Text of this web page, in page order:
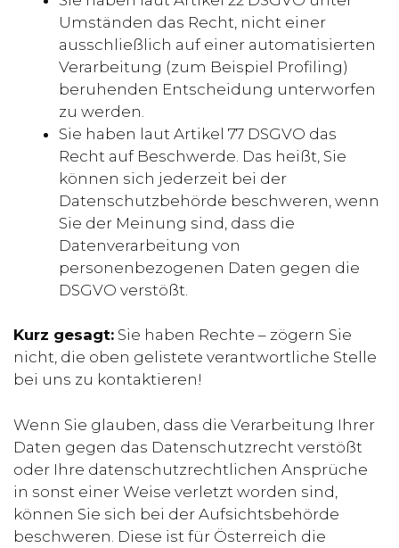
Umständen das Recht, nicht einer
ausschließlich auf einer automatisierten
Verarbeitung (zum Beispiel Profiling)
beruhenden Entscheidung unterworfen
zu werden.
Sie haben laut Artikel 77 DSGVO das
Recht auf Beschwerde. Das heißt, Sie
können sich jederzeit bei der
Datenschutzbehörde beschweren, wenn
Sie der Meinung sind, dass die
Datenverarbeitung von
personenbezogenen Daten gegen die
DSGVO verstößt.
Kurz gesagt: Sie haben Rechte – zögern Sie
nicht, die oben gelistete verantwortliche Stelle
bei uns zu kontaktieren!
Wenn Sie glauben, dass die Verarbeitung Ihrer
Daten gegen das Datenschutzrecht verstößt
oder Ihre datenschutzrechtlichen Ansprüche
in sonst einer Weise verletzt worden sind,
können Sie sich bei der Aufsichtsbehörde
beschweren. Diese ist für Österreich die